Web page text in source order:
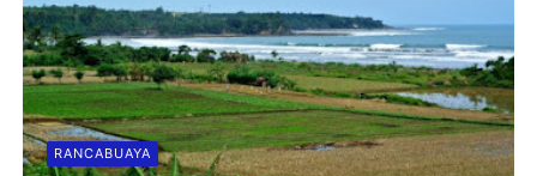
RANCABUAYA